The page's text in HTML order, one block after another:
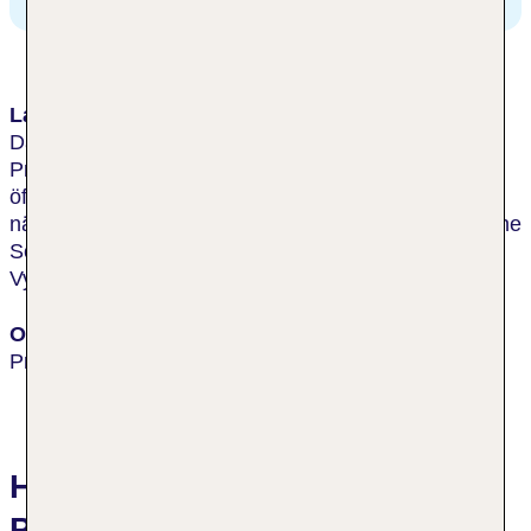
Lage & Umgebung
Das Hotel befindet sich nahe dem Stadtzentrum von
Prag. Dieses kann bequem in ca. 5 min mit dem
öffentlichen Nahverkehr erreicht werden. In der
nächsten Umgebung lassen sich berühmte historische
Sehenswürdigkeiten und Monumente wie das
Vyšehrad Schloss besuchen.
Ort
Prag
Hotelbewertungen Holiday Inn